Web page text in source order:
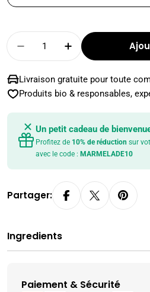
Quantité
Diminuer La Quantité
Augmenter La
Livraison gratuite pour toute
Produits bio & responsables,
Un petit cadeau de
Profitez de 10% de réduction sur
avec le code : MARMELADE10
Partager:
Ingredients
Paiement & Sécurité
Modes